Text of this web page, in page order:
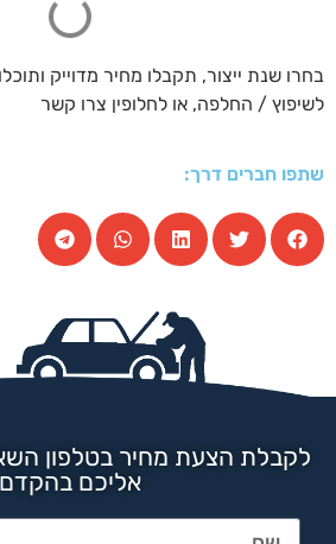
בחרו שנת ייצור, תקבלו מחיר מדוייק
לשיפוץ / החלפה, או לחלופין צרו קשר
שתפו חברים דרך:
לקבלת הצעת מחיר בטלפון
אליכם בהקדם